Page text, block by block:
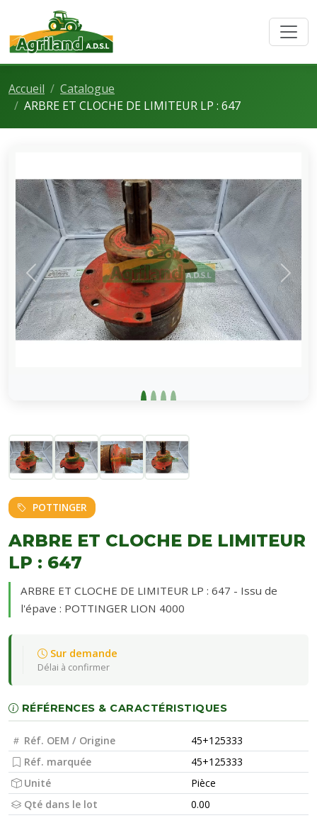
Accueil
Catalogue
ARBRE ET CLOCHE DE LIMITEUR LP : 647
POTTINGER
ARBRE ET CLOCHE DE LIMITEUR
LP : 647
ARBRE ET CLOCHE DE LIMITEUR LP : 647 - Issu de
l'épave : POTTINGER LION 4000
Sur demande
Délai à confirmer
RÉFÉRENCES & CARACTÉRISTIQUES
Réf. OEM / Origine
45+125333
Réf. marquée
45+125333
Unité
Pièce
Qté dans le lot
0.00